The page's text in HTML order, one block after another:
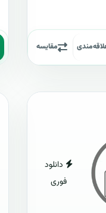
مقایسه
دانلود
فوری